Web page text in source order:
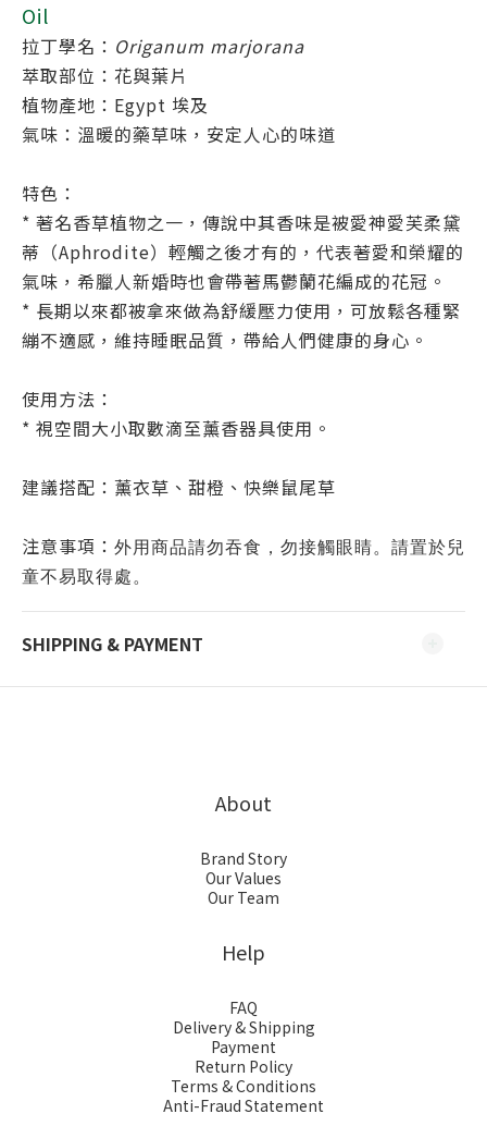
Oil
拉丁學名： Origanum marjorana
萃取部位：花與葉片
植物產地：Egypt 埃及
氣味：溫暖的藥草味，安定人心的味道
特色：
* 著名香草植物之一，傳說中其香味是被愛神愛芙柔黛
蒂（Aphrodite）輕觸之後才有的，代表著愛和榮耀的
氣味，希臘人新婚時也會帶著馬鬱蘭花編成的花冠。
* 長期以來都被拿來做為舒緩壓力使用，可放鬆各種緊
繃不適感，維持睡眠品質，帶給人們健康的身心。
使用方法：
* 視空間大小取數滴至薰香器具使用。
建議搭配：薰衣草、甜橙、快樂鼠尾草
注意事項： 外用商品請勿吞食，勿接觸眼睛。請置於兒
童不易取得處。
SHIPPING & PAYMENT
About
Brand Story
Our Values
Our Team
Help
FAQ
Delivery & Shipping
Payment
Return Policy
Terms & Conditions
Anti-Fraud Statement